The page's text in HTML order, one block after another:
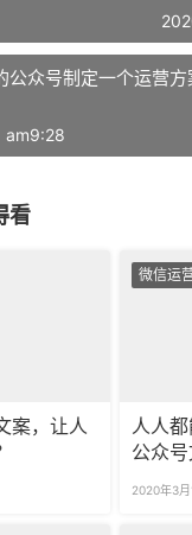
众号制定一个运营方
am9:28
看
案，让人
微信运
人人
公众
2020年3月